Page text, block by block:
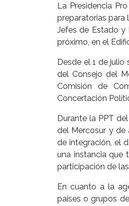
La Presidencia
preparatorias para
Jefes de Estado y
próximo, en el
Desde el 1 de
del Consejo del
Comisión de
Concertación
Durante la PPT
del Mercosur y de
de integración, el
una instancia que
participación de
En cuanto a la
países o grupos